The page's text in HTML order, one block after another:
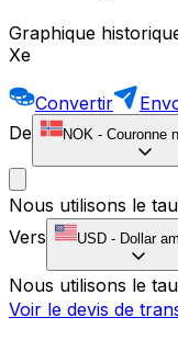
Graphique
Xe
Convertir
De
NOK - Couronne
Nous utilisons le
Vers
USD - Dollar
Nous utilisons le
Voir le devis de